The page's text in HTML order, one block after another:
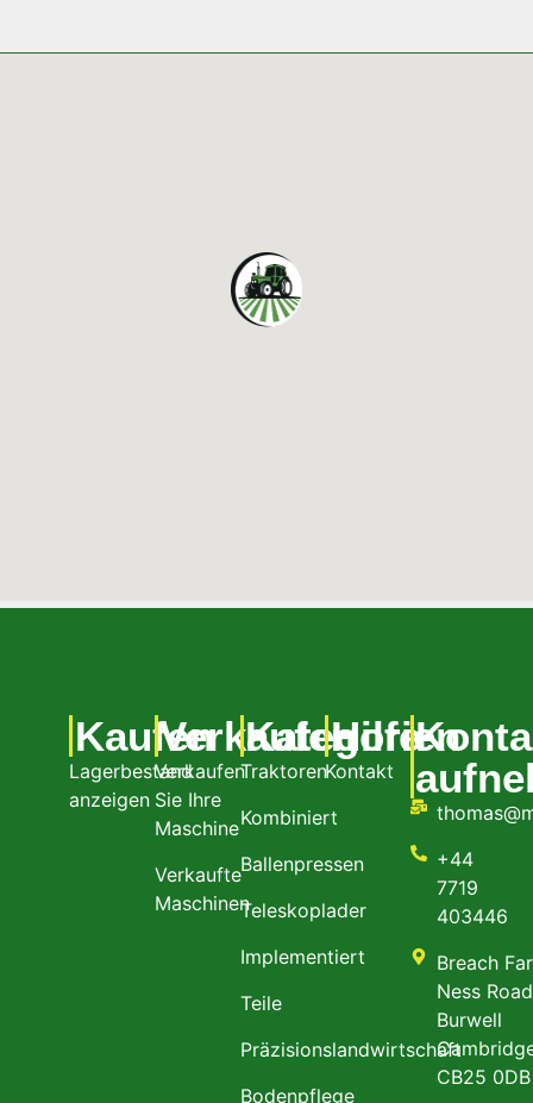
Kaufen
Lagerbestand
anzeigen
Verkaufen
Verkaufen
Sie Ihre
Maschine
Verkaufte
Maschinen
Kategorien
Traktoren
Kombiniert
Ballenpressen
Teleskoplader
Implementiert
Teile
Präzisionslandwirtschaft
Bodenpflege
Hilfe
Kontakt
+44
7719
403446
Breach
Ness Road
Burwell
CB25 0DB